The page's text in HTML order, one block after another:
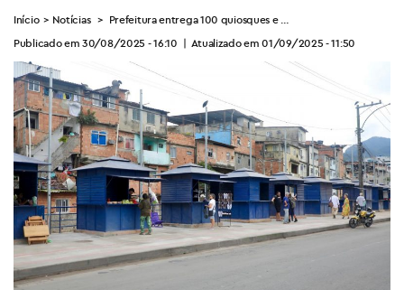
Início > Notícias > Prefeitura entrega 100 quiosques e revitaliza calçadão da Via
Publicado em 30/08/2025 - 16:10 | Atualizado em 01/09/2025 - 11:50